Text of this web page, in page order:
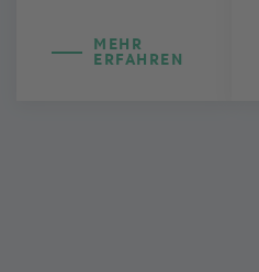
MEHR
ERFAHREN